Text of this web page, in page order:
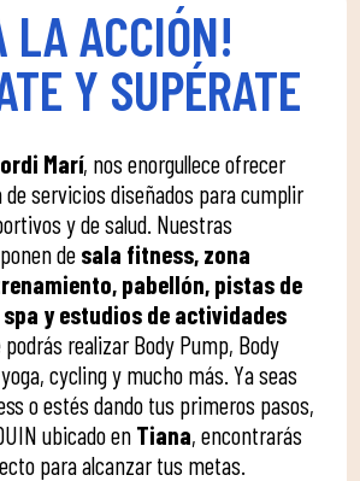
LA ACCIÓN!
Y SUPÉRATE
Marí, nos enorgullece ofrecer
de servicios diseñados para cumplir
y de salud. Nuestras
de sala fitness, zona
pabellón, pistas de
y estudios de actividades
podrás realizar Body Pump, Body
cycling y mucho más. Ya seas
o estés dando tus primeros pasos,
ubicado en Tiana, encontrarás
para alcanzar tus metas.